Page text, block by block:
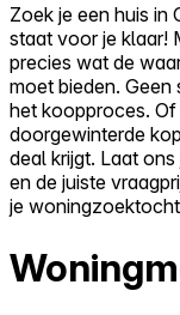
Zoek je een huis
staat voor je klaar!
precies wat de
moet bieden. Geen
het koopproces.
doorgewinterde
deal krijgt. Laat
en de juiste
je